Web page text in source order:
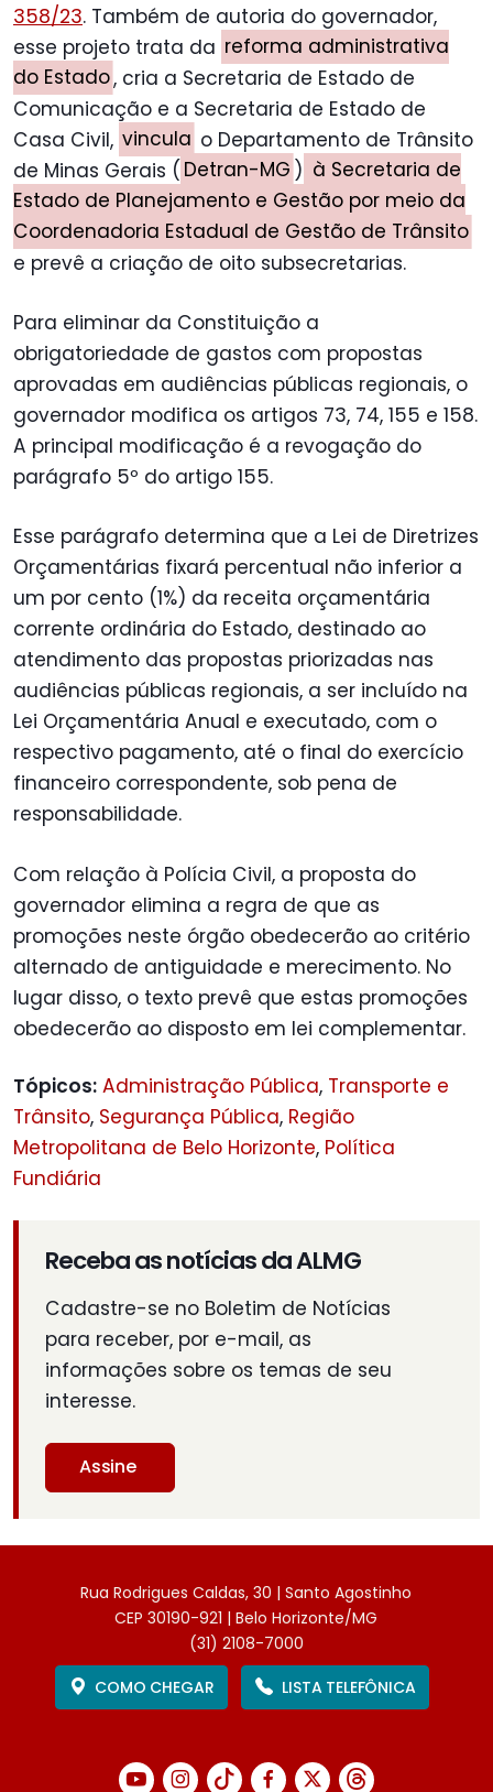
358/23. Também de autoria do governador,
esse projeto trata da reforma administrativa
do Estado, cria a Secretaria de Estado de
Comunicação e a Secretaria de Estado de
Casa Civil, vincula o Departamento de Trânsito
de Minas Gerais ( Detran-MG ) à Secretaria de
Estado de Planejamento e Gestão por meio da
Coordenadoria Estadual de Gestão de Trânsito
e prevê a criação de oito subsecretarias.
Para eliminar da Constituição a
obrigatoriedade de gastos com propostas
aprovadas em audiências públicas regionais, o
governador modifica os artigos 73, 74, 155 e 158.
A principal modificação é a revogação do
parágrafo 5º do artigo 155.
Esse parágrafo determina que a Lei de Diretrizes
Orçamentárias fixará percentual não inferior a
um por cento (1%) da receita orçamentária
corrente ordinária do Estado, destinado ao
atendimento das propostas priorizadas nas
audiências públicas regionais, a ser incluído na
Lei Orçamentária Anual e executado, com o
respectivo pagamento, até o final do exercício
financeiro correspondente, sob pena de
responsabilidade.
Com relação à Polícia Civil, a proposta do
governador elimina a regra de que as
promoções neste órgão obedecerão ao critério
alternado de antiguidade e merecimento. No
lugar disso, o texto prevê que estas promoções
obedecerão ao disposto em lei complementar.
Tópicos: Administração Pública, Transporte e
Trânsito, Segurança Pública, Região
Metropolitana de Belo Horizonte, Política
Fundiária
Receba as notícias da ALMG
Cadastre-se no Boletim de Notícias
para receber, por e-mail, as
informações sobre os temas de seu
interesse.
Assine
Rua Rodrigues Caldas, 30 | Santo Agostinho
CEP 30190-921 | Belo Horizonte/MG
(31) 2108-7000
COMO CHEGAR
LISTA TELEFÔNICA